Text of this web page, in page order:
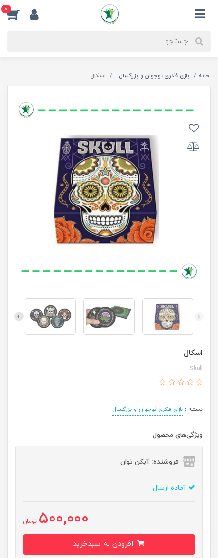
0
خانه بازی فکری نوجوان و بزرگسال اسکال
اسکال
Skull
دسته : بازی فکری نوجوان و بزرگسال
ویژگی‌های محصول
فروشنده: آیکن توان
آماده ارسال
500,000 تومان